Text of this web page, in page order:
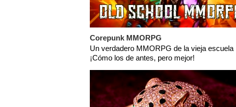
Corepunk MMORPG
Un verdadero MMORPG de la vieja escuela
¡Cómo los de antes, pero mejor!